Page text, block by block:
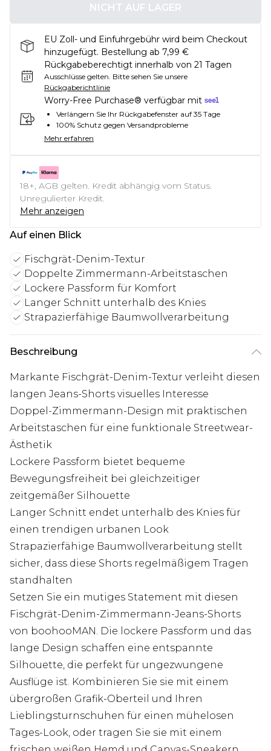
NICHT AUF LAGER
EU Zoll- und Einfuhrgebühr wird beim Checkout
hinzugefügt. Bestellung ab 7,99 €
Rückgabeberechtigt innerhalb von 21 Tagen
Ausschlüsse gelten. Bitte sehen Sie unsere
Rückgaberichtlinie
Worry-Free Purchase® verfügbar mit
Verlängern Sie Ihr Rückgabefenster auf 35 Tage
100% Schutz gegen Versandprobleme
Mehr erfahren
18+, AGB gelten. Kredit abhängig vom Status.
Unregulierter Kredit.
Mehr anzeigen
Auf einen Blick
Fischgrät-Denim-Textur
Doppelte Zimmermann-Arbeitstaschen
Lockere Passform für Komfort
Langer Schnitt unterhalb des Knies
Strapazierfähige Baumwollverarbeitung
Beschreibung
Markante Fischgrät-Denim-Textur verleiht diesen
langen Jeans-Shorts visuelles Interesse
Doppel-Zimmermann-Design mit praktischen
Arbeitstaschen für eine funktionale Streetwear-
Ästhetik
Lockere Passform bietet bequeme
Bewegungsfreiheit bei gleichzeitiger
zeitgemäßer Silhouette
Langer Schnitt endet unterhalb des Knies für
einen trendigen urbanen Look
Strapazierfähige Baumwollverarbeitung stellt
sicher, dass diese Shorts regelmäßigem Tragen
standhalten
Setzen Sie ein mutiges Statement mit diesen
Fischgrät-Denim-Zimmermann-Jeans-Shorts
von boohooMAN. Die lockere Passform und das
lange Design schaffen eine entspannte
Silhouette, die perfekt für ungezwungene
Ausflüge ist. Kombinieren Sie sie mit einem
übergroßen Grafik-Oberteil und Ihren
Lieblingsturnschuhen für einen mühelosen
Tages-Look, oder tragen Sie sie mit einem